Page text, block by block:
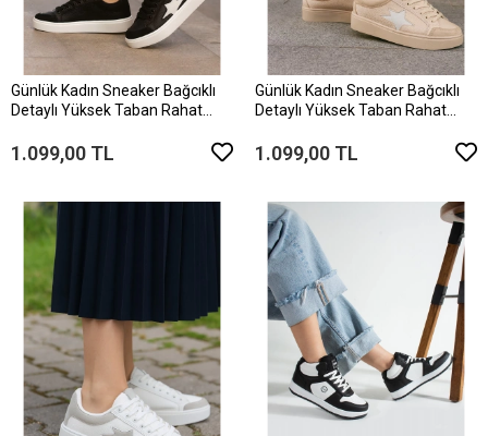
Günlük Kadın Sneaker Bağcıklı
Detaylı Yüksek Taban Rahat
1.099,00 TL
Günlük Kadın Sneaker Bağcıklı
Detaylı Yüksek Taban Rahat
1.099,00 TL